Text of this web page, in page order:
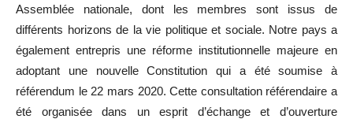
Assemblée nationale, dont les membres sont issus de
différents horizons de la vie politique et sociale. Notre pays a
également entrepris une réforme institutionnelle majeure en
adoptant une nouvelle Constitution qui a été soumise à
référendum le 22 mars 2020. Cette consultation référendaire a
été organisée dans un esprit d’échange et d’ouverture